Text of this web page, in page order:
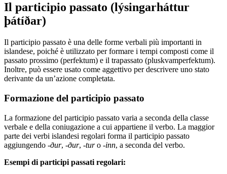
Il participio passato (lýsingarháttur
þátíðar)
Il participio passato è una delle forme verbali più importanti in
islandese, poiché è utilizzato per formare i tempi composti come il
passato prossimo (perfektum) e il trapassato (pluskvamperfektum).
Inoltre, può essere usato come aggettivo per descrivere uno stato
derivante da un’azione completata.
Formazione del participio passato
La formazione del participio passato varia a seconda della classe
verbale e della coniugazione a cui appartiene il verbo. La maggior
parte dei verbi islandesi regolari forma il participio passato
aggiungendo -ður, -ður, -turo -inn, a seconda del verbo.
Esempi di participi passati regolari: